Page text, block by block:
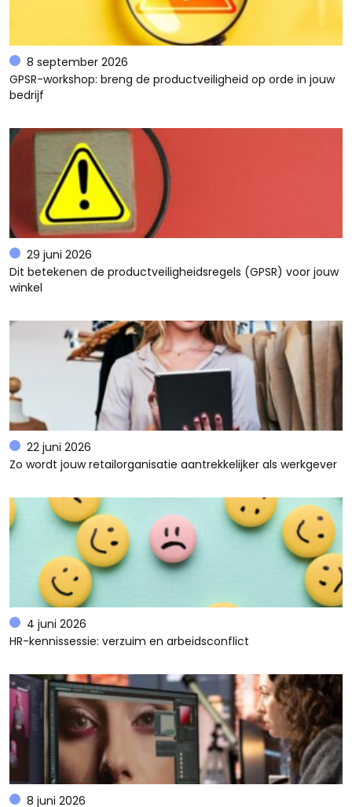
8 september 2026
GPSR-workshop: breng de productveiligheid op orde in jouw
bedrijf
29 juni 2026
Dit betekenen de productveiligheidsregels (GPSR) voor jouw
winkel
22 juni 2026
Zo wordt jouw retailorganisatie aantrekkelijker als werkgever
4 juni 2026
HR-kennissessie: verzuim en arbeidsconflict
8 juni 2026